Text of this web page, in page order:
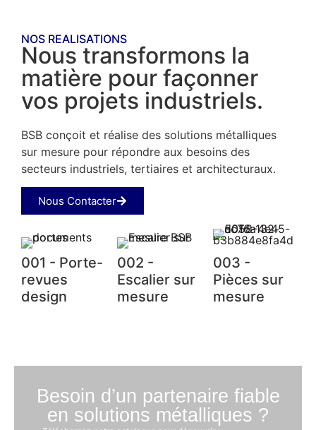
NOS REALISATIONS
Nous transformons la
matière pour façonner
vos projets industriels.
BSB conçoit et réalise des solutions métalliques
sur mesure pour répondre aux besoins des
secteurs industriels, tertiaires et architecturaux.
Nous Contacter
001 - Porte-
revues
design
002 -
Escalier sur
mesure
003 -
Pièces sur
mesure
Besoin d’un partenaire fiable
en solutions métalliques ?